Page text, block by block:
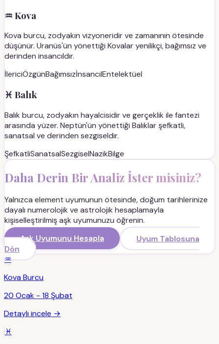
♒ Kova
Kova burcu, zodyakın vizyoneridir ve zamanının ötesinde
düşünür. Uranüs'ün yönettiği Kovalar yenilikçi, bağımsız ve
derinden insancıldır.
İlericiÖzgünBağımsızİnsancılEntelektüel
♓ Balık
Balık burcu, zodyakın hayalcisidir ve gerçeklik ile fantezi
arasında yüzer. Neptün'ün yönettiği Balıklar şefkatli,
sanatsal ve derinden sezgiseldir.
ŞefkatliSanatsalSezgiselNazikBilge
Daha Derin Bir Analiz İster misiniz?
Yalnızca element uyumunun ötesinde, doğum tarihlerinize
dayalı numerolojik ve astrolojik hesaplamayla
kişiselleştirilmiş aşk uyumunuzu öğrenin.
Aşk Uyumunu Hesapla
Uyum Tablosuna
Dön
♒
KovaBurcu
20 Ocak - 18 Şubat
Detaylı incele →
♓